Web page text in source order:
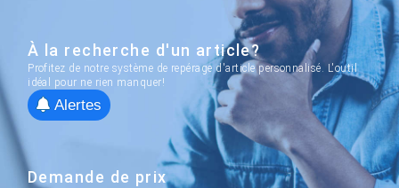
À la recherche d'un article?
Profitez de notre système de repérage d'article personnalisé. L'outil
idéal pour ne rien manquer!
Alertes
Demande de prix